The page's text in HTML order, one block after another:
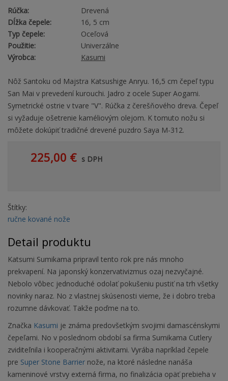
Rúčka:
Drevená
Dĺžka čepele:
16, 5 cm
Typ čepele:
Oceľová
Použitie:
Univerzálne
Výrobca:
Kasumi
Nôž Santoku od Majstra Katsushige Anryu. 16,5 cm čepeľ typu
San Mai v prevedení kurouchi. Jadro z ocele Super Aogami.
Symetrické ostrie v tvare "V". Rúčka z čerešňového dreva. Čepeľ
si vyžaduje ošetrenie kaméliovým olejom. K tomuto nožu si
môžete dokúpiť tradičné drevené puzdro Saya M-312.
225,00 € s DPH
Štítky:
ručne kované nože
Detail produktu
Katsumi Sumikama pripravil tento rok pre nás mnoho
prekvapení. Na japonský konzervativizmus ozaj nezvyčajné.
Nebolo vôbec jednoduché odolať pokušeniu pustiť na trh všetky
novinky naraz. No z vlastnej skúsenosti vieme, že i dobro treba
rozumne dávkovať. Takže poďme na to.
Značka Kasumi je známa predovšetkým svojimi damascénskymi
čepeľami. No v poslednom období sa firma Sumikama Cutlery
zviditeľnila i kooperačnými aktivitami. Vyrába napríklad čepele
pre Super Stone Barrier nože, na ktoré následne nanáša
kameninové vrstvy externá firma, no finalizácia opäť prebieha v